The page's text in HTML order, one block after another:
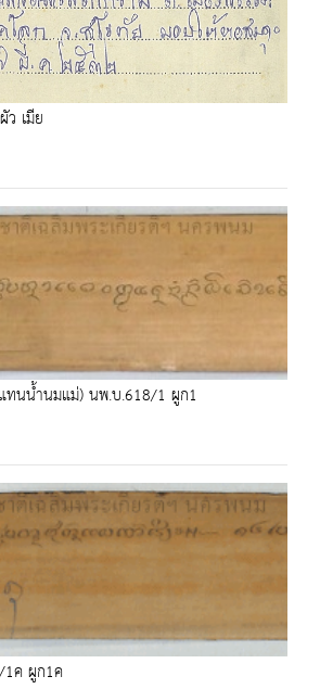
เมีย
ทนน้ำนมแม่) นพ.บ.618/1 ผูก1
ค ผูก1ค